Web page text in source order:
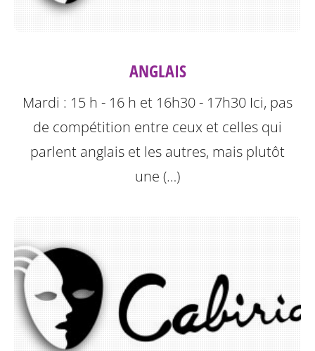
ANGLAIS
Mardi : 15 h - 16 h et 16h30 - 17h30 Ici, pas
de compétition entre ceux et celles qui
parlent anglais et les autres, mais plutôt
une (…)